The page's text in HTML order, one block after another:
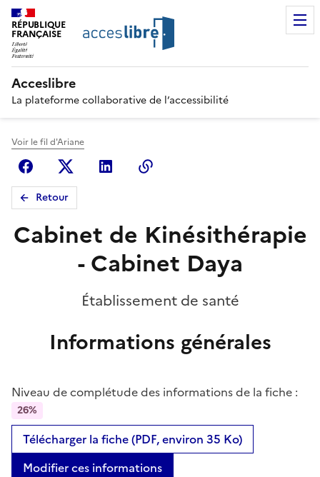
RÉPUBLIQUE
FRANÇAISE
Acceslibre
La plateforme collaborative de l’accessibilité
Voir le fil d'Ariane
FacebookX (anciennement Twitter)
Linkedin
Retour
Cabinet de Kinésithérapie
- Cabinet Daya
Établissement de santé
Informations générales
Niveau de complétude des informations de la fiche :
26%
Télécharger la fiche (PDF, environ 35 Ko)
Modifier ces informations